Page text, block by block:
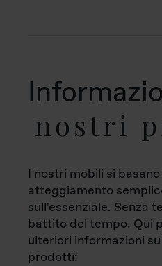
nostri
I nostri mobili si basano
atteggiamento
sull'essenziale. Senza
battito del tempo. Qui
ulteriori informazioni
prodotti: